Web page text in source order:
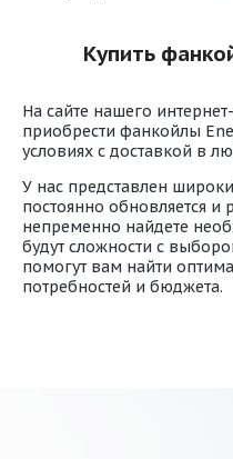
Купить
На сайте нашего
приобрести фанкойлы
условиях с доставкой в
У нас представлен
постоянно обновляется и
непременно найдете
будут сложности с
помогут вам найти
потребностей и бюджета.